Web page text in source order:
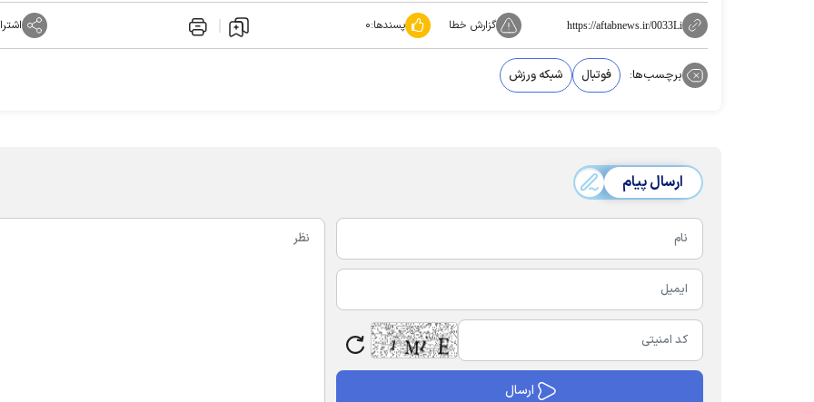
https://aftabnews.ir/0033Li گزارش خطا پسندها:۰
برچسب‌ها: فوتبال شبکه ورزش
ارسال پیام